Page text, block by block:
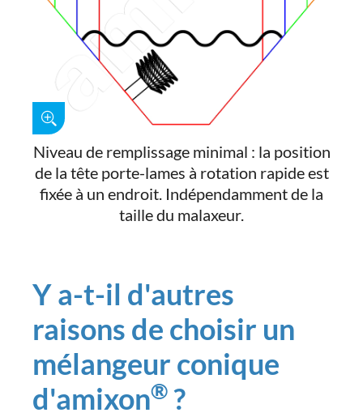
Niveau de remplissage minimal : la position
de la tête porte-lames à rotation rapide est
fixée à un endroit. Indépendamment de la
taille du malaxeur.
Y a-t-il d'autres
raisons de choisir un
mélangeur conique
d'amixon® ?